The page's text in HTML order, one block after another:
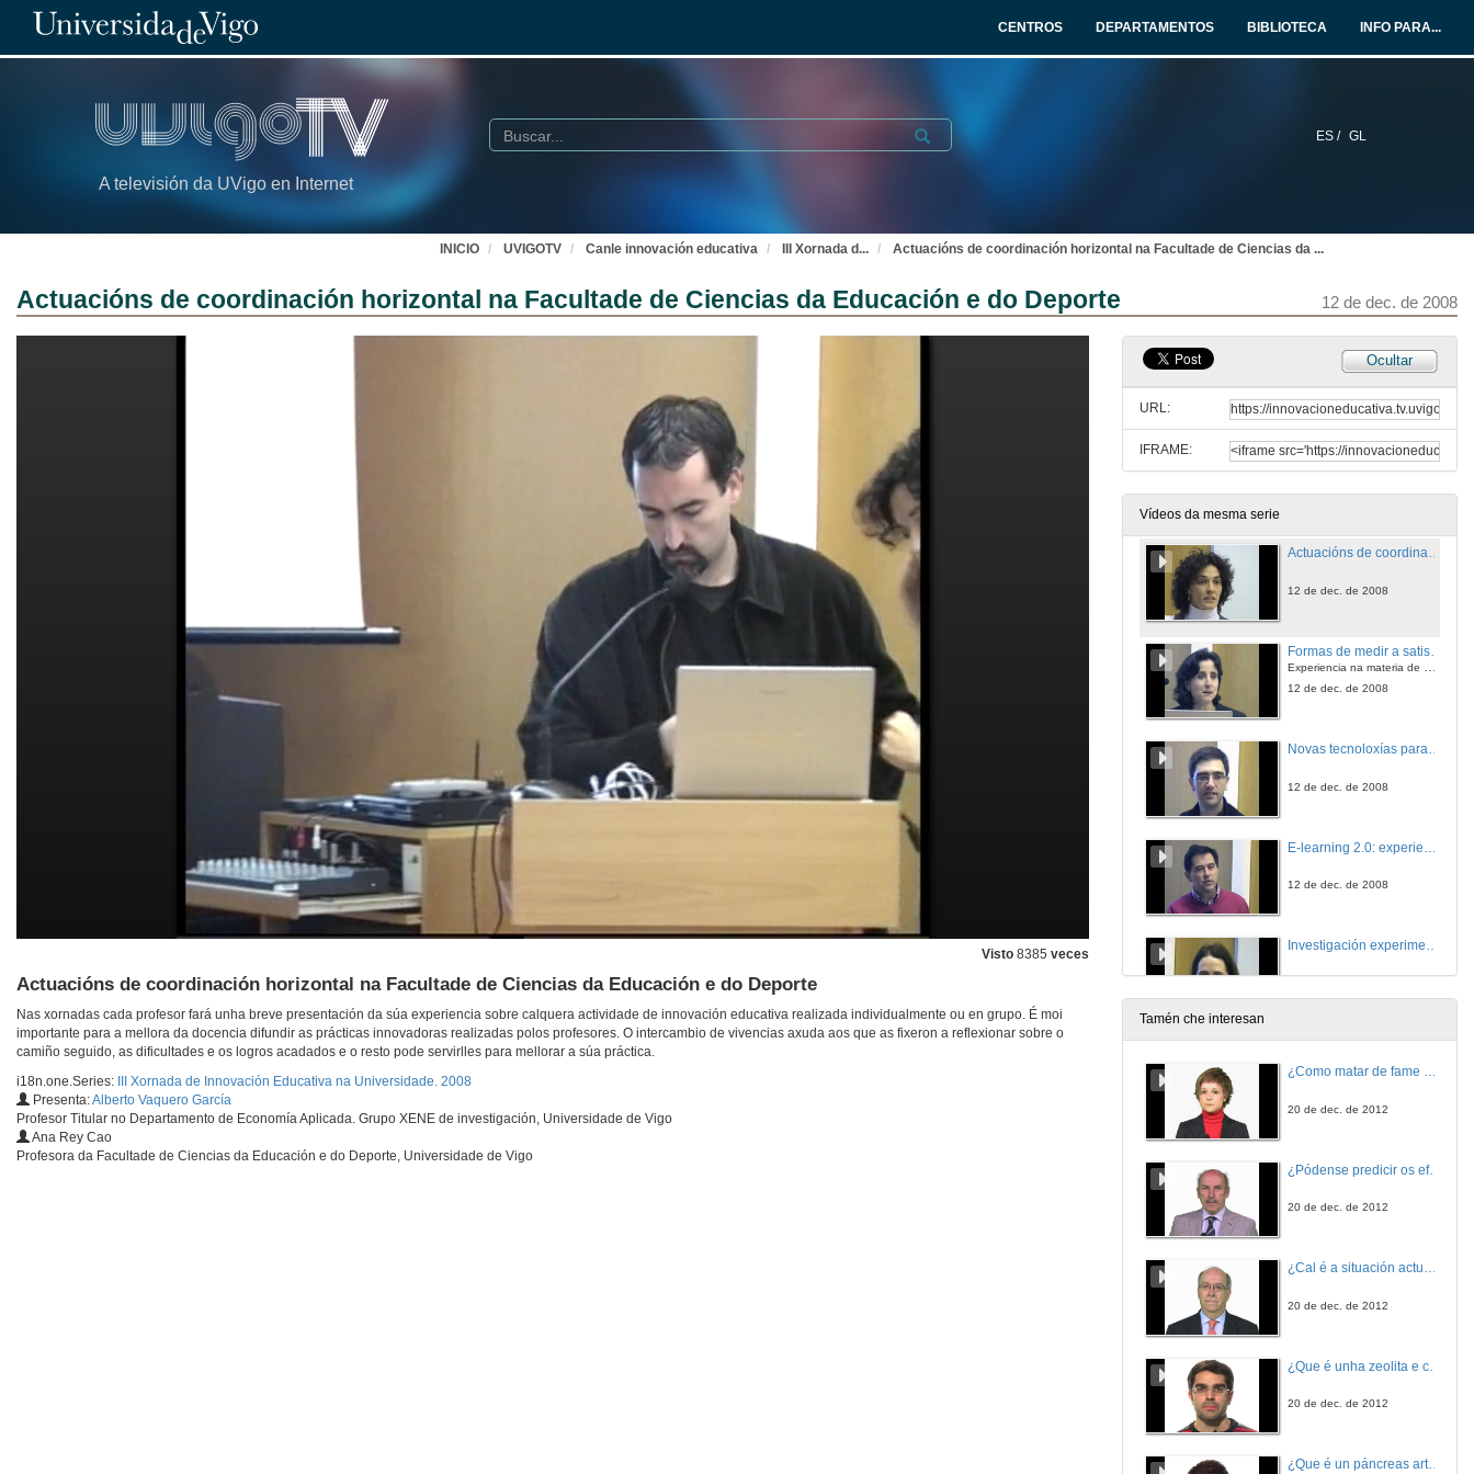
CENTROS DEPARTAMENTOS BIBLIOTECA INFO PARA...
A televisión da UVigo en Internet
ES / GL
Buscar Submit
INICIO UVIGOTV Canle innovación educativa III Xornada d... Actuacións de coordinación horizontal na Facultade de Ciencias da ...
Actuacións de coordinación horizontal na Facultade de Ciencias da Educación e do Deporte 12 de dec. de 2008
Visto 8385 veces
Actuacións de coordinación horizontal na Facultade de Ciencias da Educación e do Deporte
Nas xornadas cada profesor fará unha breve presentación da súa experiencia sobre calquera actividade de innovación educativa realizada individualmente ou en grupo. É moi
importante para a mellora da docencia difundir as prácticas innovadoras realizadas polos profesores. O intercambio de vivencias axuda aos que as fixeron a reflexionar sobre o
camiño seguido, as dificultades e os logros acadados e o resto pode servirlles para mellorar a súa práctica.
i18n.one.Series:
III Xornada de Innovación Educativa na Universidade. 2008
Presenta:Alberto Vaquero García
Profesor Titular no Departamento de Economía Aplicada. Grupo XENE de investigación, Universidade de Vigo
Ana Rey Cao
Profesora da Facultade de Ciencias da Educación e do Deporte, Universidade de Vigo
Ocultar
URL:
IFRAME:
Vídeos da mesma serie
Zig-Zag: o primeiro programa IPTV de divulgación científica na Internet dedicado á tradución
12 de dec. de 2008
Adaptación da materia Xenética xeral de 2º de Bioloxía ao EEES
Cuestionarios de autoavaliación na plataforma TEMA
12 de dec. de 2008
Actuacións de coordinación horizontal na Facultade de Ciencias da Educación e do Deporte
12 de dec. de 2008
Experiencia na materia de Estadística III de A.D.E
12 de dec. de 2008
Novas tecnoloxías para o ensino da astronomía
12 de dec. de 2008
12 de dec. de 2008
Investigación experimental de radiocomunicación nas aulas
Deseño e posta en marcha da materia de Bioinorgánica na Licenciatura de Química utilizando novos modelos docentes
12 de dec. de 2008
12 de dec. de 2008
12 de dec. de 2008
12 de dec. de 2008
Tamén che interesan
¿Como matar de fame as bacterias?
20 de dec. de 2012
¿Pódense predicir os efectos polo achegamento á Terra dos asteroides?
20 de dec. de 2012
¿Cal é a situación actual do consumo cinematográfico?
20 de dec. de 2012
20 de dec. de 2012
¿Que é un páncreas artificial?